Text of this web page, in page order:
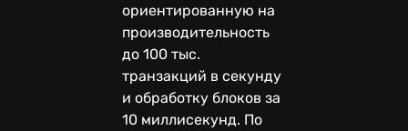
ориентированную на
производительность
до 100 тыс.
транзакций в секунду
и обработку блоков за
10 миллисекунд. По